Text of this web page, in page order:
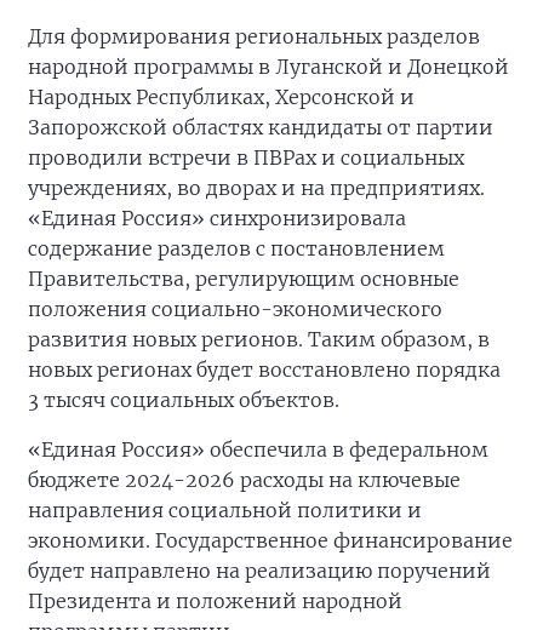
Для формирования региональных разделов
народной программы в Луганской и Донецкой
Народных Республиках, Херсонской и
Запорожской областях кандидаты от партии
проводили встречи в ПВРах и социальных
учреждениях, во дворах и на предприятиях.
«Единая Россия» синхронизировала
содержание разделов с постановлением
Правительства, регулирующим основные
положения социально-экономического
развития новых регионов. Таким образом, в
новых регионах будет восстановлено порядка
3 тысяч социальных объектов.
«Единая Россия» обеспечила в федеральном
бюджете 2024-2026 расходы на ключевые
направления социальной политики и
экономики. Государственное финансирование
будет направлено на реализацию поручений
Президента и положений народной